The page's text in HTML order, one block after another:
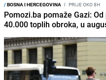
/BOSNA I HERCEGOVINA I PRIJE OKO 8H
Pomozi.ba pomaže Gazi:
40.000 toplih obroka, u